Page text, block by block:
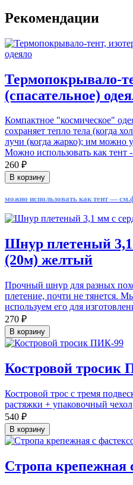
Рекомендации
Термопокрывало-
(спасательное)
Компактное "космическое"
сохраняет тепло тела (когда
лучи (когда жарко); им можно
Можно использовать как тент
260 ₽
В корзину
можно использовать как тент —
Шнур плетеный
(20м) желтый
Прочный шнур для разных
плетение, почти не тянется.
используем его для
270 ₽
В корзину
Костровой тросик
Костровой трос с тремя
растяжки + упаковочный чехол
540 ₽
В корзину
Стропа крепежная